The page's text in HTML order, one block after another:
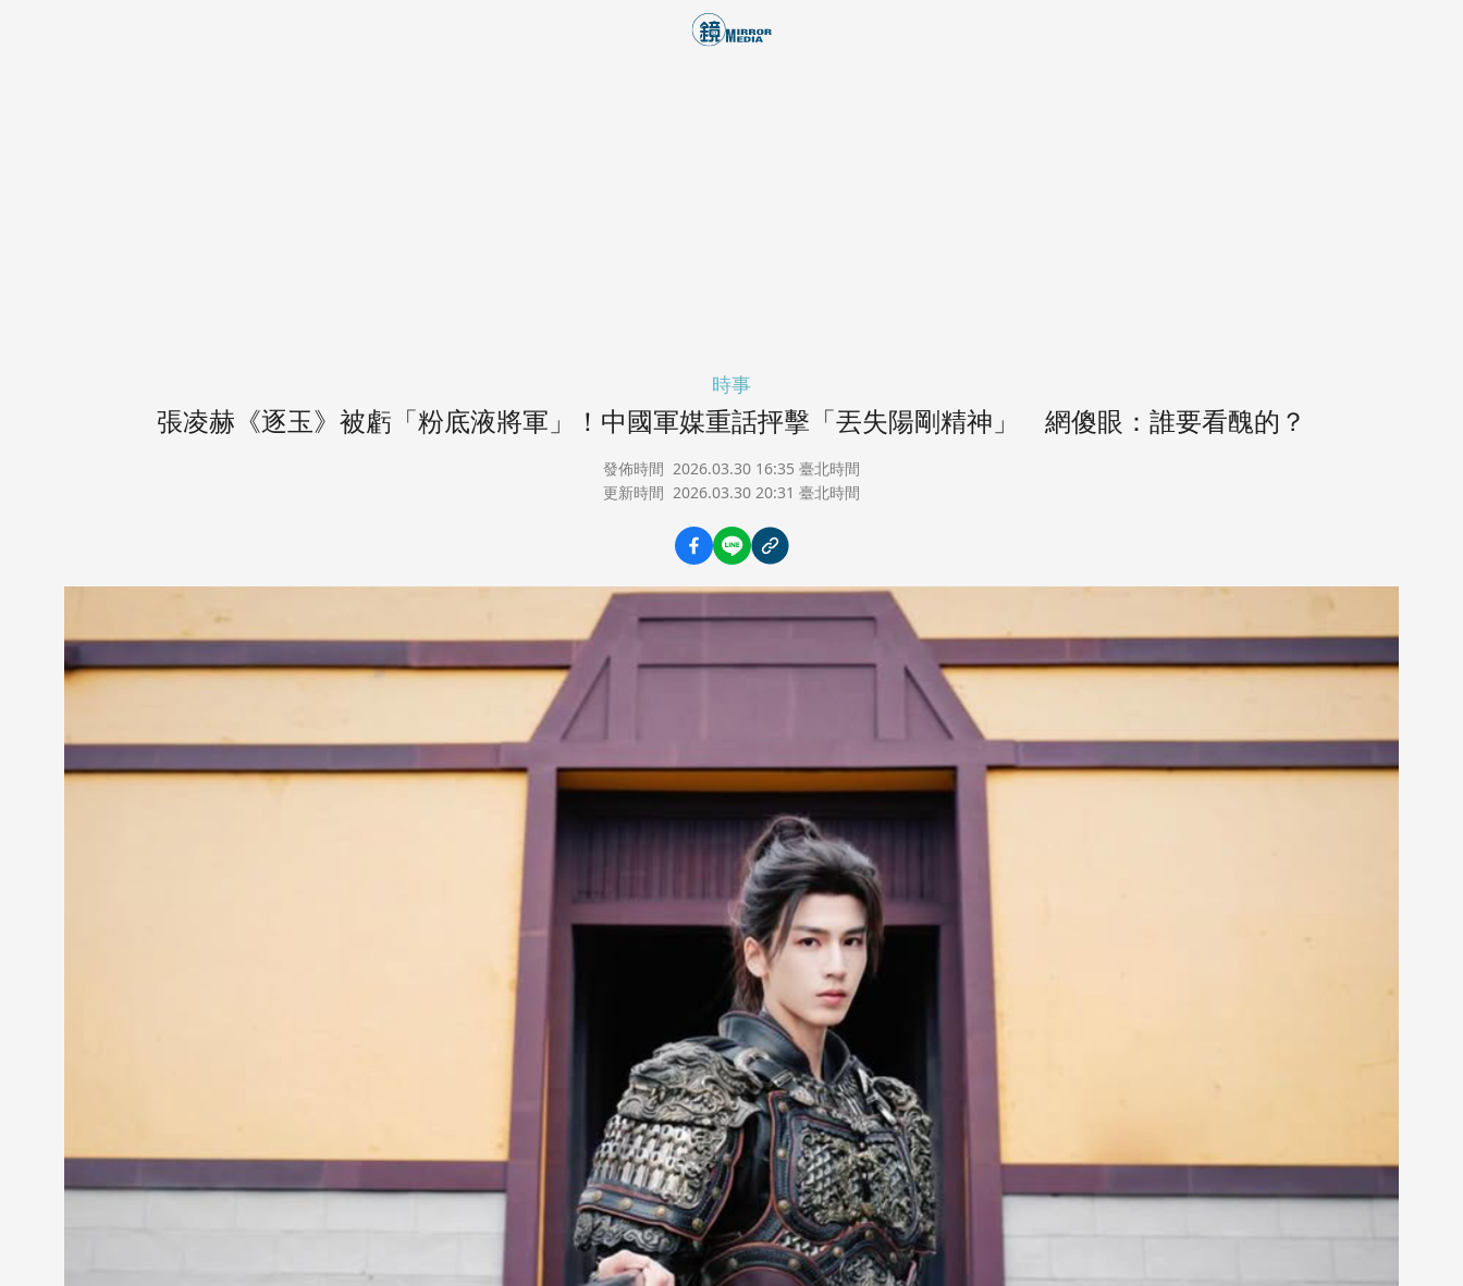
時事
張凌赫《逐玉》被虧「粉底液將軍」！中國軍媒重話抨擊「丟失陽剛精神」 網傻眼：誰要看醜的？
發佈時間 2026.03.30 16:35 臺北時間
更新時間 2026.03.30 20:31 臺北時間